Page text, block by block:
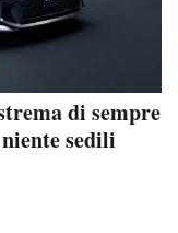
di sempre
sedili